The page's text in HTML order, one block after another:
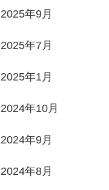
2025年9月
2025年7月
2025年1月
2024年10月
2024年9月
2024年8月